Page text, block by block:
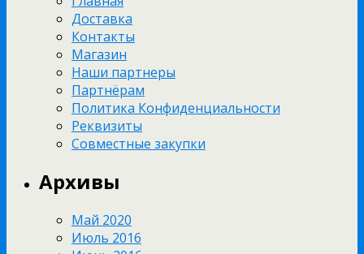
Доставка
Контакты
Магазин
Наши партнеры
Партнёрам
Политика Конфиденциальности
Реквизиты
Совместные закупки
Архивы
Май 2020
Июль 2016